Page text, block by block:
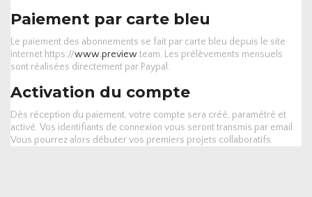
Paiement par carte bleu
Le paiement des abonnements se fait par carte bleu depuis le site
internet https://www.preview.team. Les prélèvements mensuels
sont réalisées directement par Paypal.
Activation du compte
Dès réception du paiement, votre compte sera créé, paramétré et
activé. Vos identifiants de connexion vous seront transmis par email.
Vous pourrez alors débuter vos premiers projets collaboratifs.